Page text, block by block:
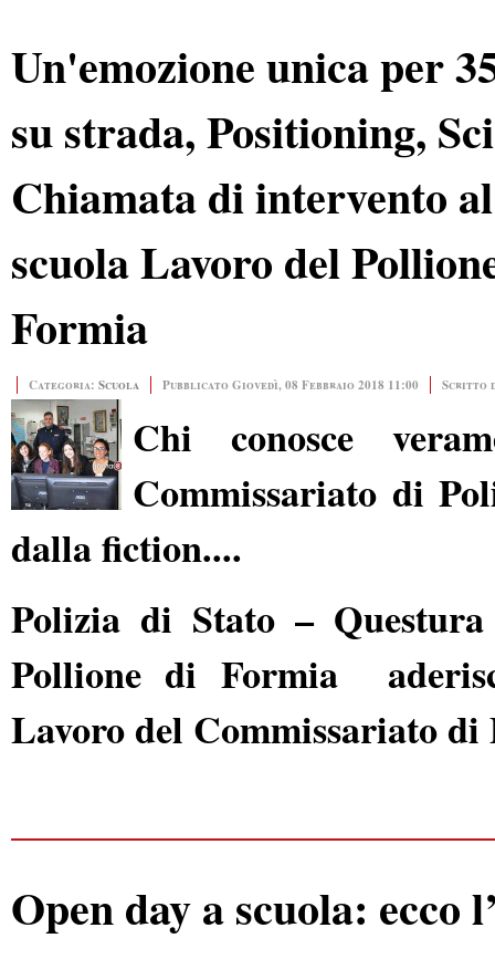
Un'emozione unica per
su strada, Positioning,
Chiamata di intervento
scuola Lavoro del
Formia
Categoria: Scuola Pubblicato Giovedì, 08 Febbraio 2018 11:00 Scritto
Chi conosce
Commissariato di
dalla fiction....
Polizia di Stato –
Pollione di Formia
Lavoro del Commissariato di
Open day a scuola: